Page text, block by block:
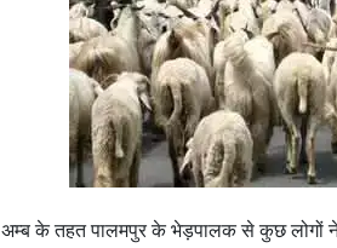
के तहत पालमपुर के भेड़पालक से कुछ लोगों ने